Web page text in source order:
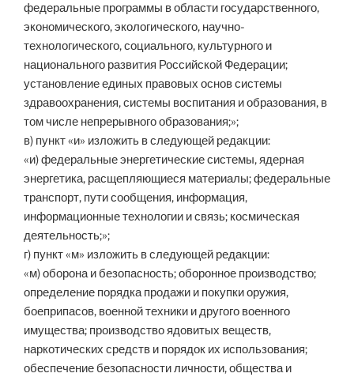
федеральные программы в области государственного,
экономического, экологического, научно-
технологического, социального, культурного и
национального развития Российской Федерации;
установление единых правовых основ системы
здравоохранения, системы воспитания и образования, в
том числе непрерывного образования;»;
в) пункт «и» изложить в следующей редакции:
«и) федеральные энергетические системы, ядерная
энергетика, расщепляющиеся материалы; федеральные
транспорт, пути сообщения, информация,
информационные технологии и связь; космическая
деятельность;»;
г) пункт «м» изложить в следующей редакции:
«м) оборона и безопасность; оборонное производство;
определение порядка продажи и покупки оружия,
боеприпасов, военной техники и другого военного
имущества; производство ядовитых веществ,
наркотических средств и порядок их использования;
обеспечение безопасности личности, общества и